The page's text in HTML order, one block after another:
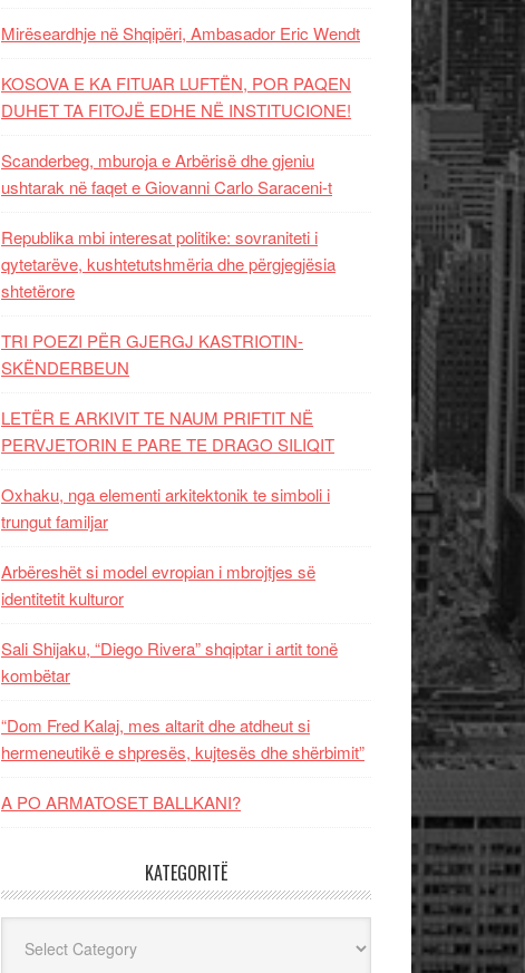
Mirëseardhje në Shqipëri, Ambasador Eric Wendt
KOSOVA E KA FITUAR LUFTËN, POR PAQEN
DUHET TA FITOJË EDHE NË INSTITUCIONE!
Scanderbeg, mburoja e Arbërisë dhe gjeniu
ushtarak në faqet e Giovanni Carlo Saraceni-t
Republika mbi interesat politike: sovraniteti i
qytetarëve, kushtetutshmëria dhe përgjegjësia
shtetërore
TRI POEZI PËR GJERGJ KASTRIOTIN-
SKËNDERBEUN
LETËR E ARKIVIT TE NAUM PRIFTIT NË
PERVJETORIN E PARE TE DRAGO SILIQIT
Oxhaku, nga elementi arkitektonik te simboli i
trungut familjar
Arbëreshët si model evropian i mbrojtjes së
identitetit kulturor
Sali Shijaku, “Diego Rivera” shqiptar i artit tonë
kombëtar
“Dom Fred Kalaj, mes altarit dhe atdheut si
hermeneutikë e shpresës, kujtesës dhe shërbimit”
A PO ARMATOSET BALLKANI?
KATEGORITË